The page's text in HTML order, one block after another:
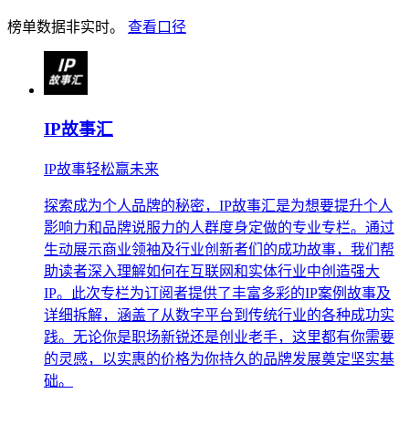
榜单数据非实时。 查看口径
IP故事汇
IP故事轻松赢未来
探索成为个人品牌的秘密，IP故事汇是为想要提升个人
影响力和品牌说服力的人群度身定做的专业专栏。通过
生动展示商业领袖及行业创新者们的成功故事，我们帮
助读者深入理解如何在互联网和实体行业中创造强大
IP。此次专栏为订阅者提供了丰富多彩的IP案例故事及
详细拆解，涵盖了从数字平台到传统行业的各种成功实
践。无论你是职场新锐还是创业老手，这里都有你需要
的灵感，以实惠的价格为你持久的品牌发展奠定坚实基
础。